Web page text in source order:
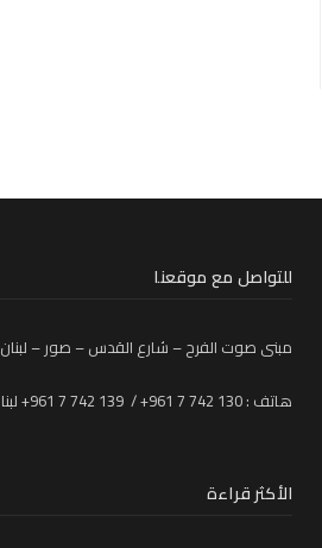
للتواصل مع موقعنا
مبنى صوت الفرح – شارع القدس – صور – لبنان
هاتف : 130 742 7 961+ / 139 742 7 961+ لبنان
الأكثر قراءة